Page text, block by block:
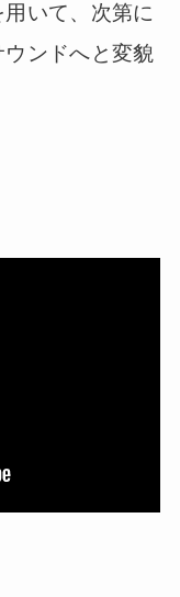
いて、次第に
ンドへと変貌